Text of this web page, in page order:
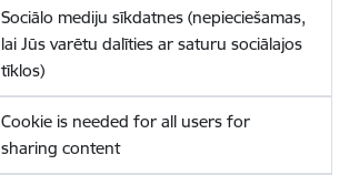
Sociālo mediju sīkdatnes (nepieciešamas,
lai Jūs varētu dalīties ar saturu sociālajos
tīklos)
Cookie is needed for all users for
sharing content